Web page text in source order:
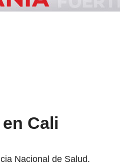
Cali
Nacional de Salud.